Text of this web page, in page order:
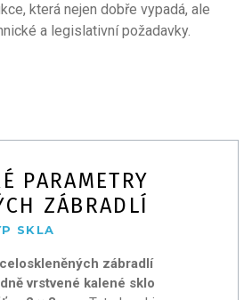
která nejen dobře vypadá, ale
a legislativní požadavky.
PARAMETRY
ZÁBRADLÍ
SKLA
zábradlí
vrstvené kalené sklo